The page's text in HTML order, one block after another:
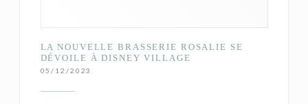
LA NOUVELLE BRASSERIE ROSALIE SE
DÉVOILE À DISNEY VILLAGE
05/12/2023